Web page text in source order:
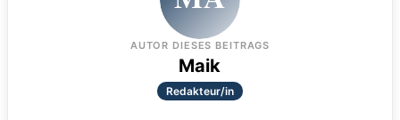
AUTOR DIESES BEITRAGS
Maik
Redakteur/in